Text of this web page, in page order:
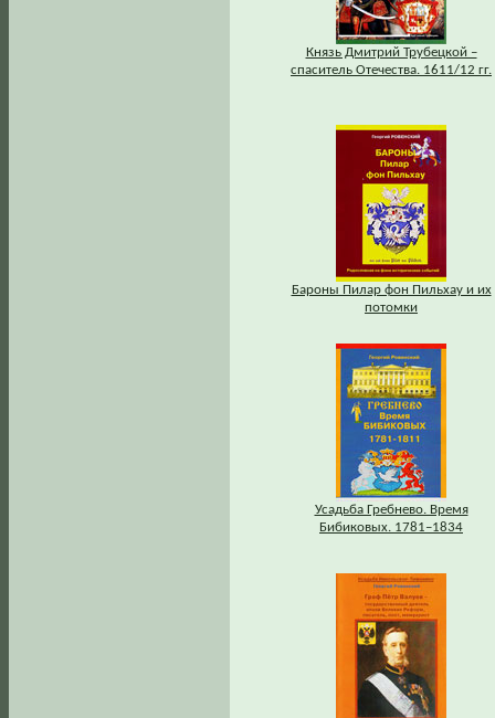
Князь Дмитрий Трубецкой –
спаситель Отечества. 1611/12 гг.
Бароны Пилар фон Пильхау и их
потомки
Усадьба Гребнево. Время
Бибиковых. 1781–1834